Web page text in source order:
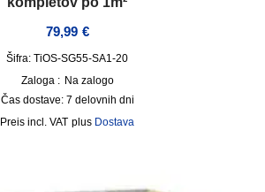
79,99 €
Šifra: TiOS-SG55-SA1-20
Zaloga : Na zalogo
Čas dostave: 7 delovnih dni
incl. VAT plus Dostava